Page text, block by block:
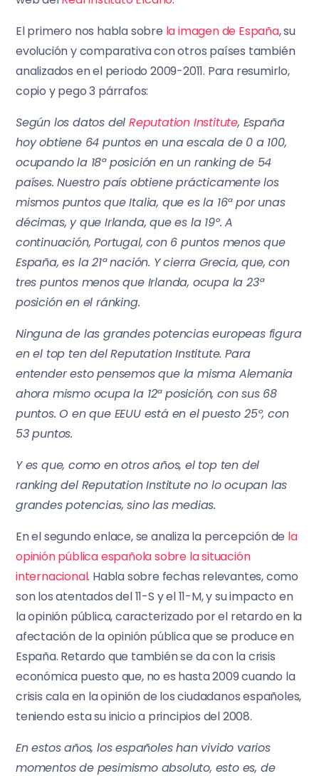
El primero nos habla sobre la imagen de España, su
evolución y comparativa con otros países también
analizados en el periodo 2009-2011. Para resumirlo,
copio y pego 3 párrafos:
Según los datos del Reputation Institute, España
hoy obtiene 64 puntos en una escala de 0 a 100,
ocupando la 18ª posición en un ranking de 54
países. Nuestro país obtiene prácticamente los
mismos puntos que Italia, que es la 16ª por unas
décimas, y que Irlanda, que es la 19º. A
continuación, Portugal, con 6 puntos menos que
España, es la 21ª nación. Y cierra Grecia, que, con
tres puntos menos que Irlanda, ocupa la 23ª
posición en el ránking.
Ninguna de las grandes potencias europeas figura
en el top ten del Reputation Institute. Para
entender esto pensemos que la misma Alemania
ahora mismo ocupa la 12ª posición, con sus 68
puntos. O en que EEUU está en el puesto 25º, con
53 puntos.
Y es que, como en otros años, el top ten del
ranking del Reputation Institute no lo ocupan las
grandes potencias, sino las medias.
En el segundo enlace, se analiza la percepción de la
opinión pública española sobre la situación
internacional. Habla sobre fechas relevantes, como
son los atentados del 11-S y el 11-M, y su impacto en
la opinión pública, caracterizado por el retardo en la
afectación de la opinión pública que se produce en
España. Retardo que también se da con la crisis
económica puesto que, no es hasta 2009 cuando la
crisis cala en la opinión de los ciudadanos españoles,
teniendo esta su inicio a principios del 2008.
En estos años, los españoles han vivido varios
momentos de pesimismo absoluto, esto es, de